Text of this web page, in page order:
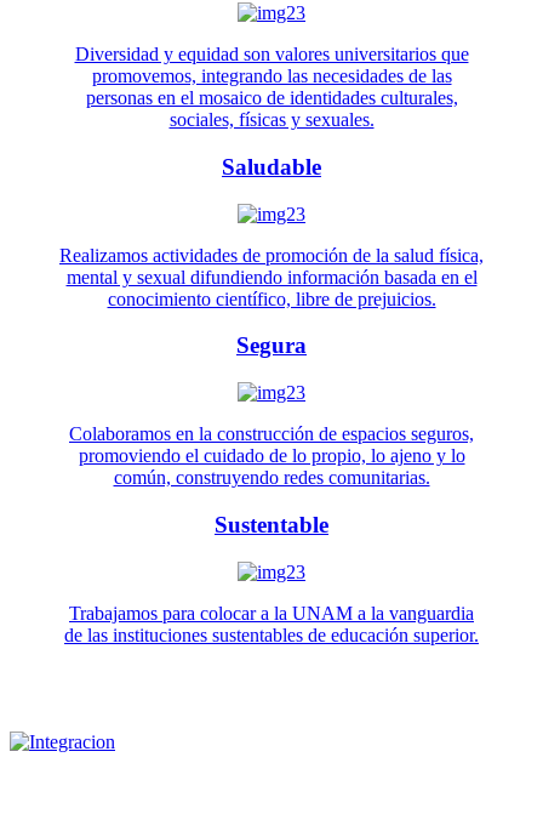
Diversidad y equidad son valores universitarios que
promovemos, integrando las necesidades de las
personas en el mosaico de identidades culturales,
sociales, físicas y sexuales.
Saludable
Realizamos actividades de promoción de la salud física,
mental y sexual difundiendo información basada en el
conocimiento científico, libre de prejuicios.
Segura
Colaboramos en la construcción de espacios seguros,
promoviendo el cuidado de lo propio, lo ajeno y lo
común, construyendo redes comunitarias.
Sustentable
Trabajamos para colocar a la UNAM a la vanguardia
de las instituciones sustentables de educación superior.